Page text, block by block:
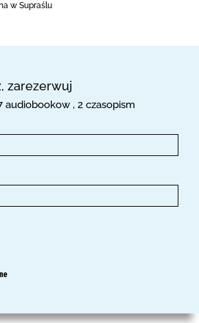
w Supraślu
zarezerwuj
audiobookow , 2 czasopism